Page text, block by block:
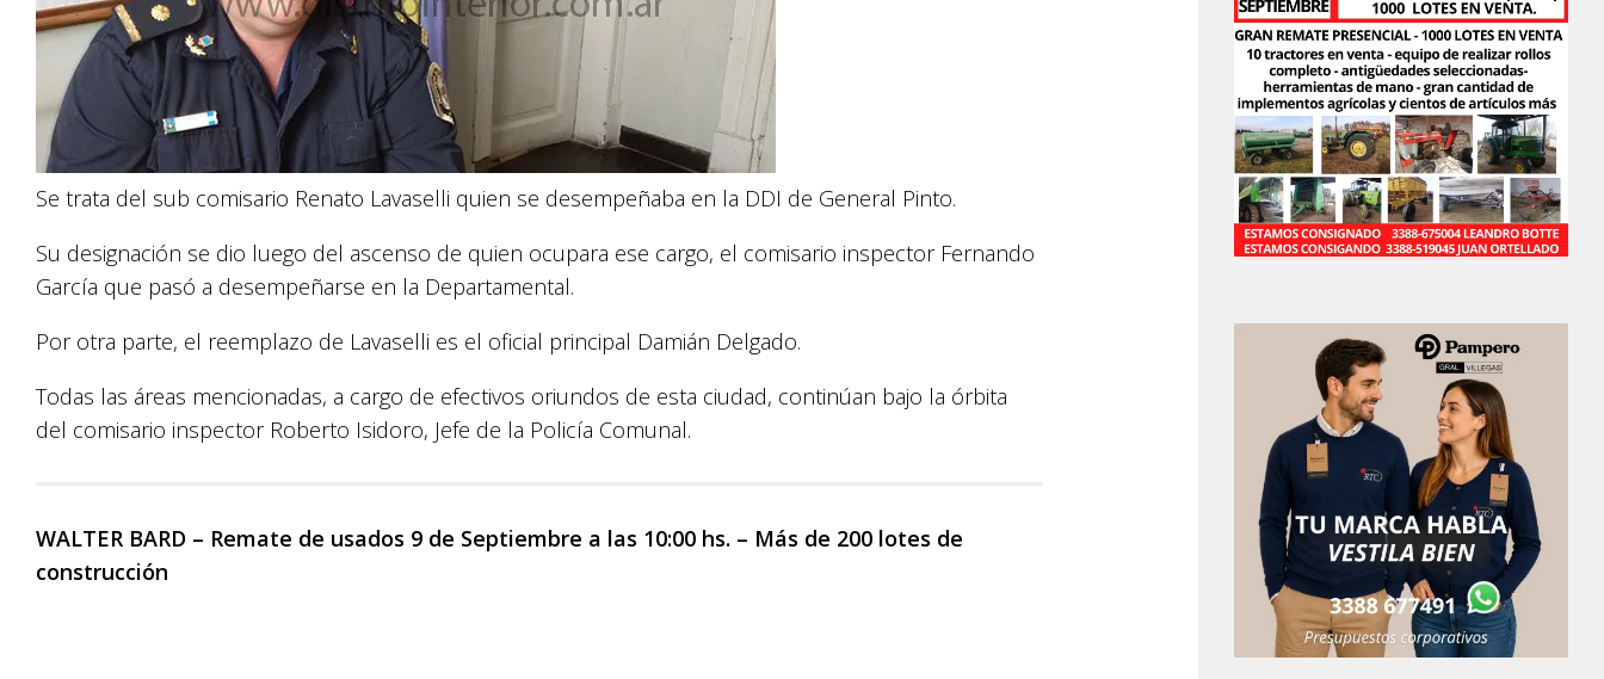
Se trata del sub comisario Renato Lavaselli quien se desempeñaba en la DDI de General Pinto.
Su designación se dio luego del ascenso de quien ocupara ese cargo, el comisario inspector Fernando
García que pasó a desempeñarse en la Departamental.
Por otra parte, el reemplazo de Lavaselli es el oficial principal Damián Delgado.
Todas las áreas mencionadas, a cargo de efectivos oriundos de esta ciudad, continúan bajo la órbita
del comisario inspector Roberto Isidoro, Jefe de la Policía Comunal.
WALTER BARD – Remate de usados 9 de Septiembre a las 10:00 hs. – Más de 200 lotes de
construcción